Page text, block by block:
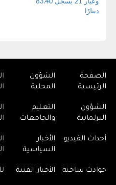
الصفحة
الرئيسية
الشؤون
المحلية
الشؤون
البرلمانية
التعليم
والجامعات
أحداث الفيديو
الأخبار
السياسية
حوادث ساخنة الأخبار الفنية